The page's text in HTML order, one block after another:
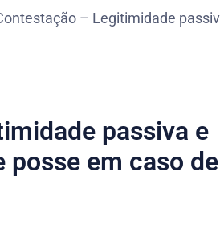
– Legitimidade
passiva e
posse em caso de